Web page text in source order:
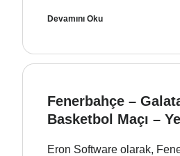
Devamını Oku
Fenerbahçe –
Basketbol Maçı –
Eron Software olarak,